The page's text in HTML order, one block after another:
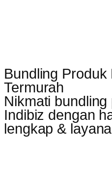
Bundling Produk
Termurah
Nikmati
Indibiz dengan
lengkap &